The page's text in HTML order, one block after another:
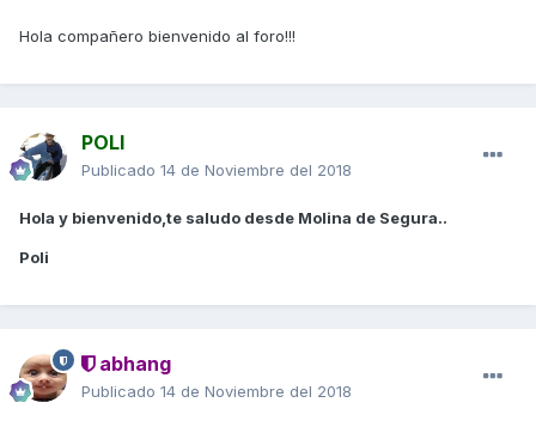
Hola compañero bienvenido al foro!!!
POLI
Publicado 14 de Noviembre del 2018
Hola y bienvenido,te saludo desde Molina de Segura..
Poli
abhang
Publicado 14 de Noviembre del 2018